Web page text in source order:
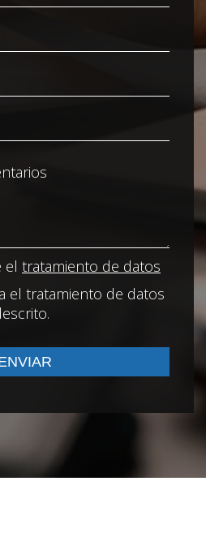
el tratamiento de datos
el tratamiento de datos